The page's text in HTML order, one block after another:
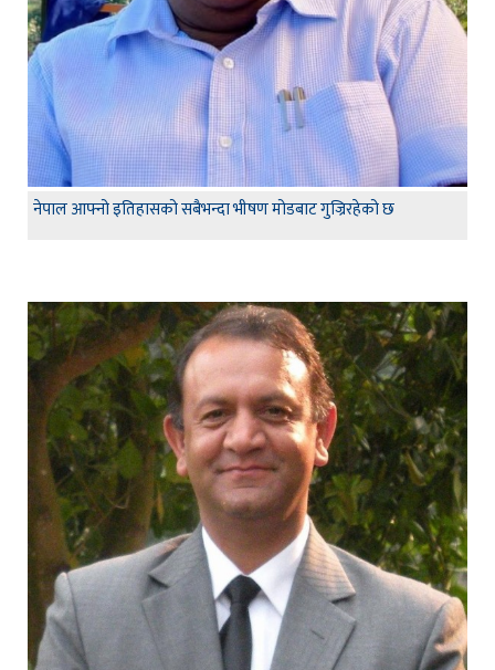
नेपाल आफ्नो इतिहासको सबैभन्दा भीषण मोडबाट गुज्रिरहेको छ